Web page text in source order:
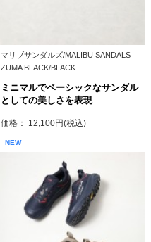
マリブサンダルズ/MALIBU SANDALS
ZUMA BLACK/BLACK
ミニマルでベーシックなサンダル
としての美しさを表現
価格： 12,100円(税込)
NEW